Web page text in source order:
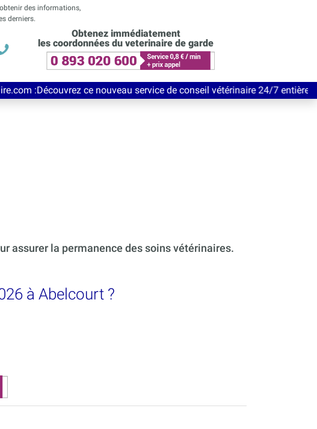
des informations,
derniers.
Obtenez immédiatement
les coordonnées du veterinaire de garde
ce nouveau service de conseil vétérinaire 24/7 entièrement Gratuit
assurer la permanence des soins vétérinaires.
à Abelcourt ?